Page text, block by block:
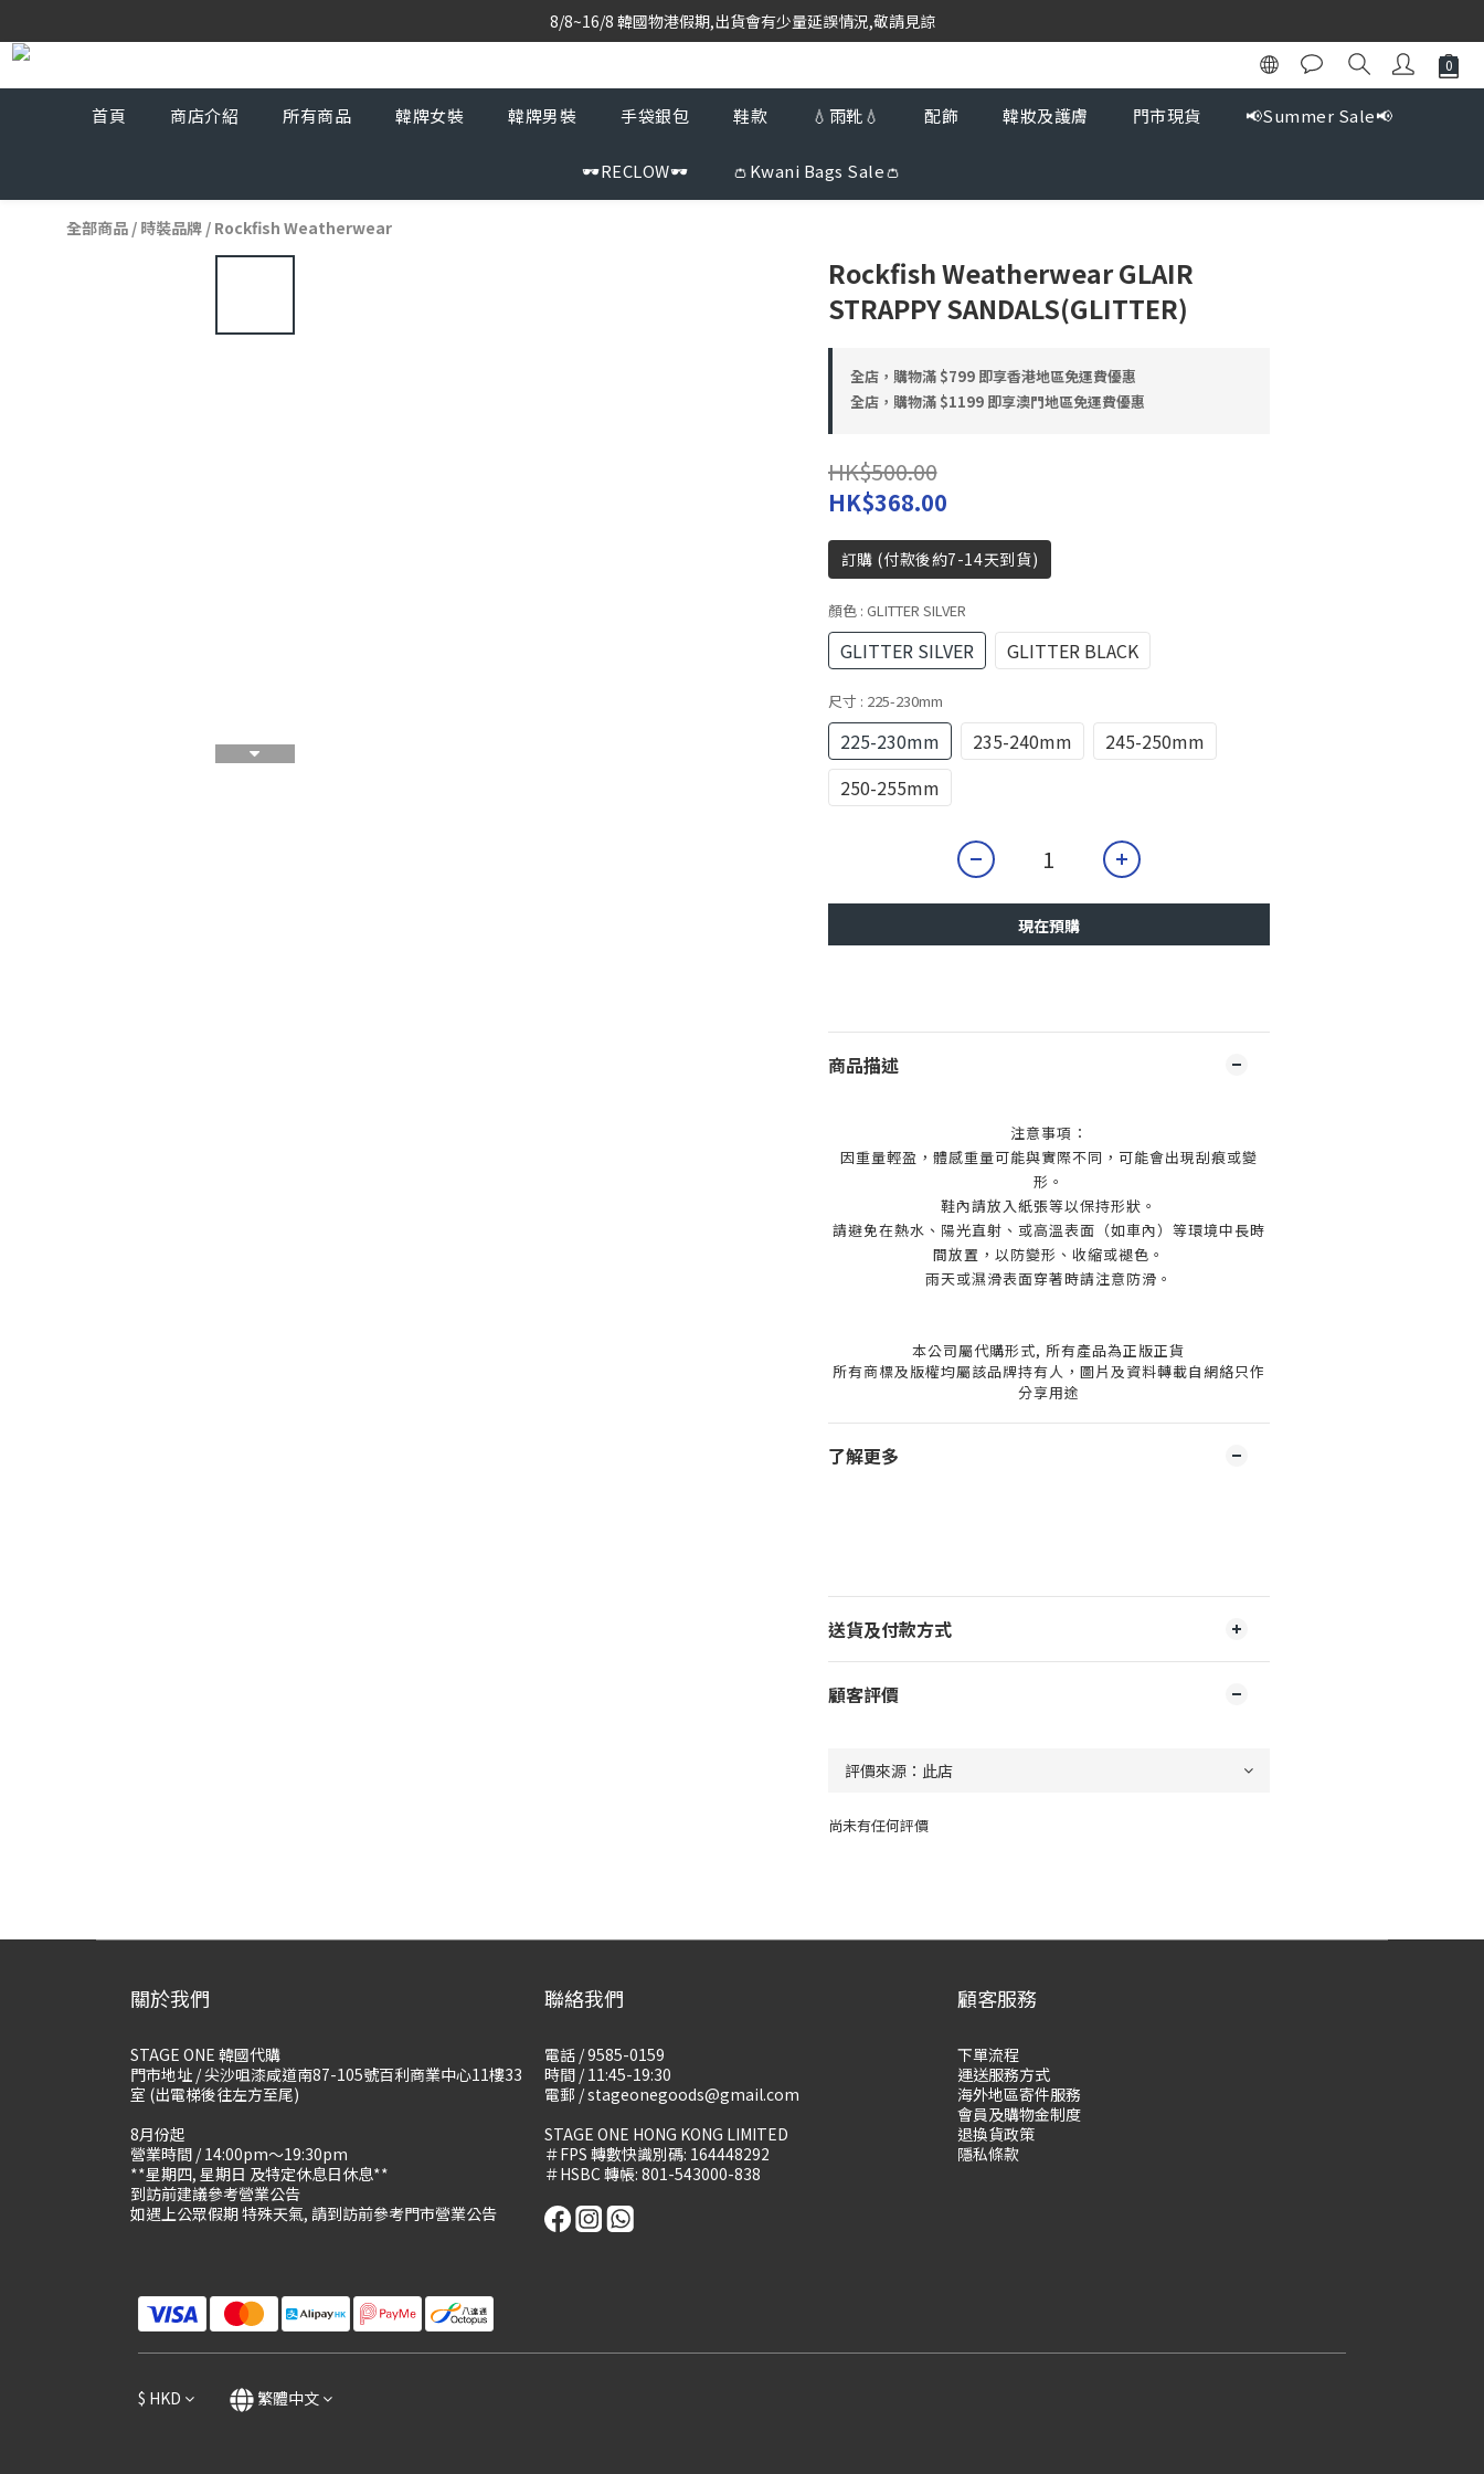
韓國當地代購團隊,每星期韓國直送香港
8/8~16/8 韓國物港假期,出貨會有少量延誤情況,敬請見諒
首頁 商店介紹 所有商品 韓牌女裝 韓牌男裝 手袋銀包 鞋款 💧雨靴💧 配飾 韓妝及護膚 門市現貨 📢Summer Sale📢
🕶️RECLOW🕶️ 👛Kwani Bags Sale👛
全部商品 / 時裝品牌 / Rockfish Weatherwear
Rockfish Weatherwear GLAIR
STRAPPY SANDALS(GLITTER)
全店，購物滿 $799 即享香港地區免運費優惠
全店，購物滿 $1199 即享澳門地區免運費優惠
HK$500.00
HK$368.00
訂購 (付款後約7-14天到貨)
顏色 : GLITTER SILVER
GLITTER SILVER GLITTER BLACK
尺寸 : 225-230mm
225-230mm 235-240mm
245-250mm
250-255mm
現在預購
商品描述
注意事項：
因重量輕盈，體感重量可能與實際不同，可能會出現刮痕或變
形。
鞋內請放入紙張等以保持形狀。
請避免在熱水、陽光直射、或高溫表面（如車內）等環境中長時
間放置，以防變形、收縮或褪色。
雨天或濕滑表面穿著時請注意防滑。
本公司屬代購形式, 所有產品為正版正貨
所有商標及版權均屬該品牌持有人，圖片及資料轉載自網絡只作
分享用途
了解更多
送貨及付款方式
顧客評價
尚未有任何評價
關於我們
STAGE ONE 韓國代購
門市地址 / 尖沙咀漆咸道南87-105號百利商業中心11樓33
室 (出電梯後往左方至尾)
8月份起
營業時間 / 14:00pm～19:30pm
**星期四, 星期日 及特定休息日休息**
到訪前建議參考營業公告
如遇上公眾假期 特殊天氣, 請到訪前參考門市營業公告
聯絡我們
電話 / 9585-0159
時間 / 11:45-19:30
電郵 / stageonegoods@gmail.com
STAGE ONE HONG KONG LIMITED
＃FPS 轉數快識別碼: 164448292
＃HSBC 轉帳: 801-543000-838
顧客服務
下單流程
運送服務方式
海外地區寄件服務
會員及購物金制度
退換貨政策
隱私條款
$ HKD 繁體中文